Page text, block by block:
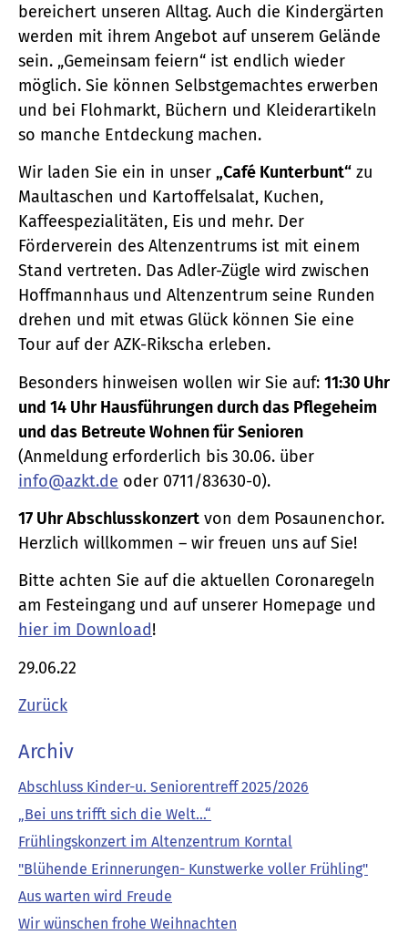
bereichert unseren Alltag. Auch die Kindergärten
werden mit ihrem Angebot auf unserem Gelände
sein. „Gemeinsam feiern“ ist endlich wieder
möglich. Sie können Selbstgemachtes erwerben
und bei Flohmarkt, Büchern und Kleiderartikeln
so manche Entdeckung machen.
Wir laden Sie ein in unser „Café Kunterbunt“ zu
Maultaschen und Kartoffelsalat, Kuchen,
Kaffeespezialitäten, Eis und mehr. Der
Förderverein des Altenzentrums ist mit einem
Stand vertreten. Das Adler-Zügle wird zwischen
Hoffmannhaus und Altenzentrum seine Runden
drehen und mit etwas Glück können Sie eine
Tour auf der AZK-Rikscha erleben.
Besonders hinweisen wollen wir Sie auf: 11:30 Uhr
und 14 Uhr Hausführungen durch das Pflegeheim
und das Betreute Wohnen für Senioren
(Anmeldung erforderlich bis 30.06. über
info@azkt.de oder 0711/83630-0).
17 Uhr Abschlusskonzert von dem Posaunenchor.
Herzlich willkommen – wir freuen uns auf Sie!
Bitte achten Sie auf die aktuellen Coronaregeln
am Festeingang und auf unserer Homepage und
hier im Download!
29.06.22
Zurück
Archiv
Abschluss Kinder-u. Seniorentreff 2025/2026
„Bei uns trifft sich die Welt…“
Frühlingskonzert im Altenzentrum Korntal
"Blühende Erinnerungen- Kunstwerke voller Frühling"
Aus warten wird Freude
Wir wünschen frohe Weihnachten